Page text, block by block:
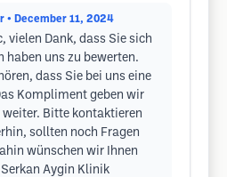
• December 11, 2024
vielen Dank, dass Sie sich
haben uns zu bewerten.
dass Sie bei uns eine
Kompliment geben wir
Bitte kontaktieren
sollten noch Fragen
wünschen wir Ihnen
Aygin Klinik